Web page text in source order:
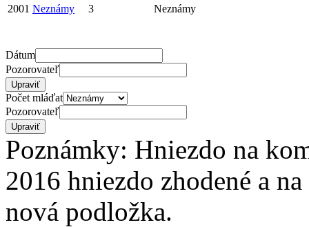
2001 Neznámy 3 Neznámy
Dátum
Pozorovateľ
Počet mláďat
Pozorovateľ
Poznámky: Hniezdo na
2016 hniezdo zhodené a
nová podložka.